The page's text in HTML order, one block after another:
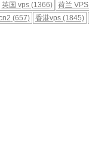
英国 vps(1366) 荷兰 VPS
(657) 香港vps (1845)